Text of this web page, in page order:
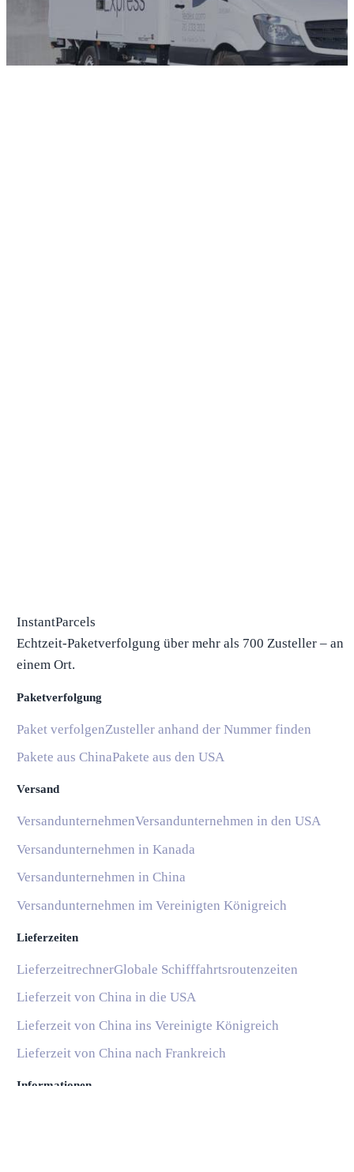
InstantParcels
Echtzeit-Paketverfolgung über mehr als 700 Zusteller – an
einem Ort.
Paketverfolgung
Paket verfolgenZusteller anhand der Nummer finden
Pakete aus ChinaPakete aus den USA
Versand
VersandunternehmenVersandunternehmen in den USA
Versandunternehmen in Kanada
Versandunternehmen in China
Versandunternehmen im Vereinigten Königreich
Lieferzeiten
LieferzeitrechnerGlobale Schifffahrtsroutenzeiten
Lieferzeit von China in die USA
Lieferzeit von China ins Vereinigte Königreich
Lieferzeit von China nach Frankreich
Informationen